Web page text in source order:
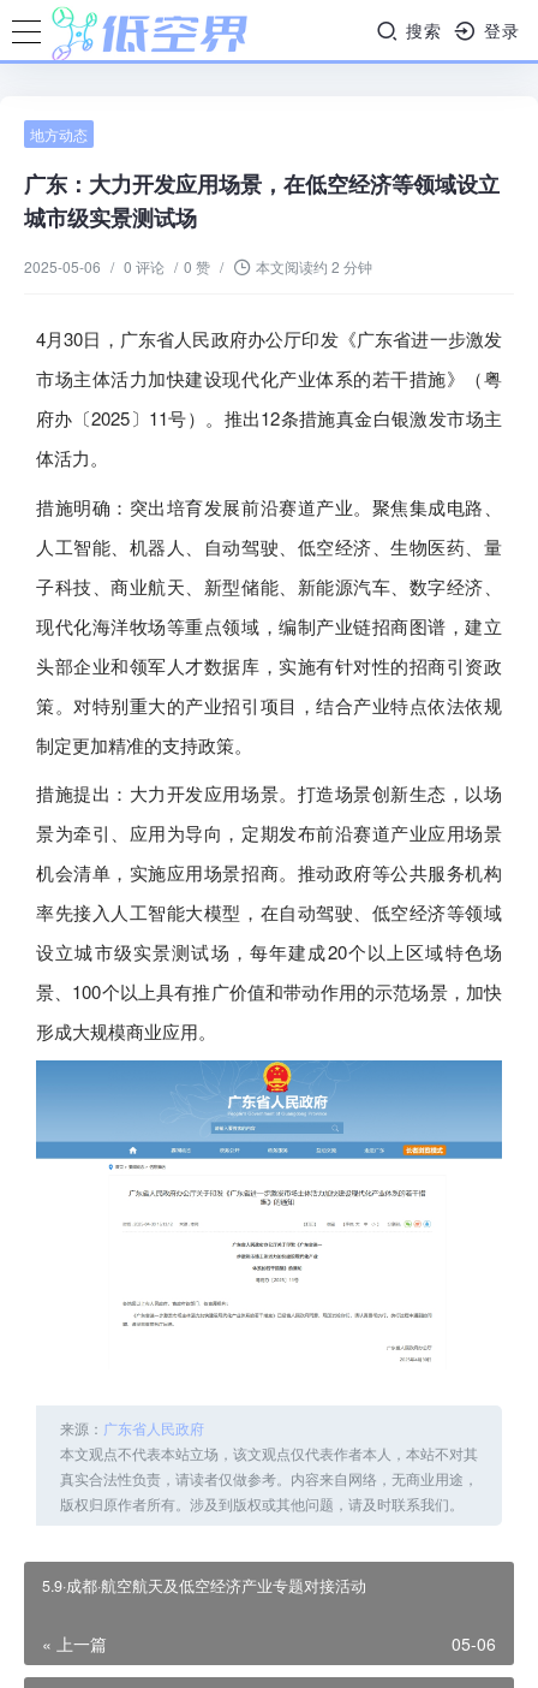
搜索 登录
地方动态
广东：大力开发应用场景，在低空经济等领域设立
城市级实景测试场
2025-05-06 / 0 评论 / 0 赞 / 本文阅读约 2 分钟
4月30日，广东省人民政府办公厅印发《广东省进一步激发
市场主体活力加快建设现代化产业体系的若干措施》（粤
府办〔2025〕11号）。推出12条措施真金白银激发市场主
体活力。
措施明确：突出培育发展前沿赛道产业。聚焦集成电路、
人工智能、机器人、自动驾驶、低空经济、生物医药、量
子科技、商业航天、新型储能、新能源汽车、数字经济、
现代化海洋牧场等重点领域，编制产业链招商图谱，建立
头部企业和领军人才数据库，实施有针对性的招商引资政
策。对特别重大的产业招引项目，结合产业特点依法依规
制定更加精准的支持政策。
措施提出：大力开发应用场景。打造场景创新生态，以场
景为牵引、应用为导向，定期发布前沿赛道产业应用场景
机会清单，实施应用场景招商。推动政府等公共服务机构
率先接入人工智能大模型，在自动驾驶、低空经济等领域
设立城市级实景测试场，每年建成20个以上区域特色场
景、100个以上具有推广价值和带动作用的示范场景，加快
形成大规模商业应用。
来源： 广东省人民政府
本文观点不代表本站立场，该文观点仅代表作者本人，本站不对其
真实合法性负责，请读者仅做参考。内容来自网络，无商业用途，
版权归原作者所有。涉及到版权或其他问题，请及时联系我们。
5.9·成都·航空航天及低空经济产业专题对接活动
« 上一篇 05-06